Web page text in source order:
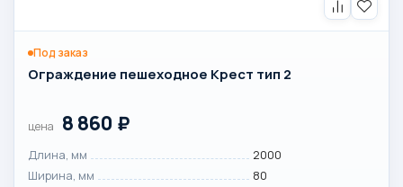
Под заказ
Ограждение пешеходное Крест тип 2
цена 8 860 ₽
Длина, мм
2000
Ширина, мм
80